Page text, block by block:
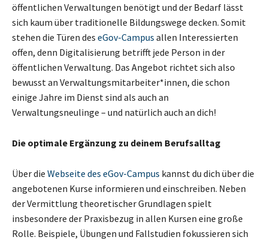
öffentlichen Verwaltungen benötigt und der Bedarf lässt
sich kaum über traditionelle Bildungswege decken. Somit
stehen die Türen des eGov-Campus allen Interessierten
offen, denn Digitalisierung betrifft jede Person in der
öffentlichen Verwaltung. Das Angebot richtet sich also
bewusst an Verwaltungsmitarbeiter*innen, die schon
einige Jahre im Dienst sind als auch an
Verwaltungsneulinge – und natürlich auch an dich!
Die optimale Ergänzung zu deinem Berufsalltag
Über die Webseite des eGov-Campus kannst du dich über die
angebotenen Kurse informieren und einschreiben. Neben
der Vermittlung theoretischer Grundlagen spielt
insbesondere der Praxisbezug in allen Kursen eine große
Rolle. Beispiele, Übungen und Fallstudien fokussieren sich